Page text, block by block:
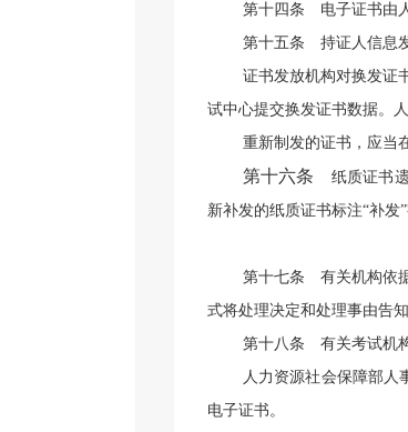
第十四条 电子证书由
第十五条 持证人信息
证书发放机构对换发证
试中心提交换发证书数据。
重新制发的证书，应当
第十六条纸质证书
新补发的纸质证书标注“补发”
第十七条 有关机构依
式将处理决定和处理事由告
第十八条 有关考试机
人力资源社会保障部人
电子证书。